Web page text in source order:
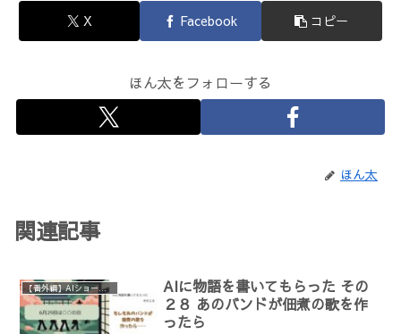
X Facebook コピー
ほん太をフォローする
ほん太
関連記事
【番外編】AIショートショートチャレンジ
AIに物語を書いてもらった その
２８ あのバンドが佃煮の歌を作
ったら